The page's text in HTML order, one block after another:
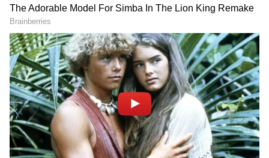
మ్యాడ్నెస్ పీక్స్ అంతే.. పిల్లలు
అస్సలు చూడకూడదు
పెళ్లయింది, రాంచరణ్ తో గోల్డెన్
ఛాన్స్ మిస్ చేసుకున్నా
చీరను నేసిన సీఎం చంద్రబాబు | CM
Chandrababu Chirala tour | Asianet
Telugu
బంగాళాఖాతంలో అల్పపీడనం...ఇక ఏపీలో
దంచుడే | Asianet News Telugu